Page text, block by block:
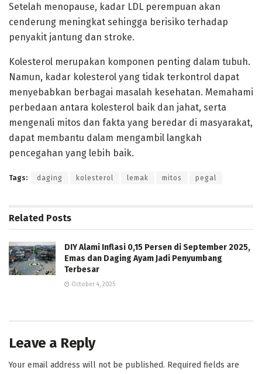
Setelah menopause, kadar LDL perempuan akan
cenderung meningkat sehingga berisiko terhadap
penyakit jantung dan stroke.
Kolesterol merupakan komponen penting dalam tubuh.
Namun, kadar kolesterol yang tidak terkontrol dapat
menyebabkan berbagai masalah kesehatan. Memahami
perbedaan antara kolesterol baik dan jahat, serta
mengenali mitos dan fakta yang beredar di masyarakat,
dapat membantu dalam mengambil langkah
pencegahan yang lebih baik.
Tags: daging kolesterol lemak mitos pegal
Related Posts
DIY Alami Inflasi 0,15 Persen di September 2025,
Emas dan Daging Ayam Jadi Penyumbang
Terbesar
October 4, 2025
Leave a Reply
Your email address will not be published. Required fields are